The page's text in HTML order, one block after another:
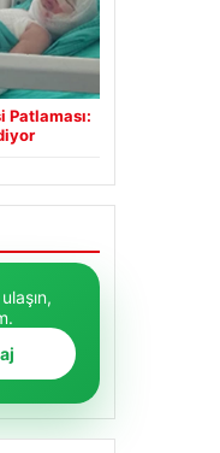
Patlaması: